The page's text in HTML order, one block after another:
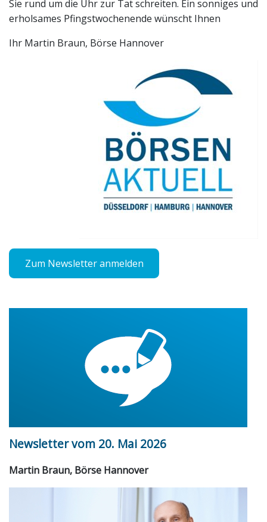
Sie rund um die Uhr zur Tat schreiten. Ein sonniges und
erholsames Pfingstwochenende wünscht Ihnen
Ihr Martin Braun, Börse Hannover
Zum Newsletter anmelden
Newsletter vom 20. Mai 2026
Martin Braun, Börse Hannover